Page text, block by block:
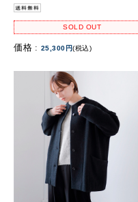
SOLD OUT
価格 : 25,300円(税込)